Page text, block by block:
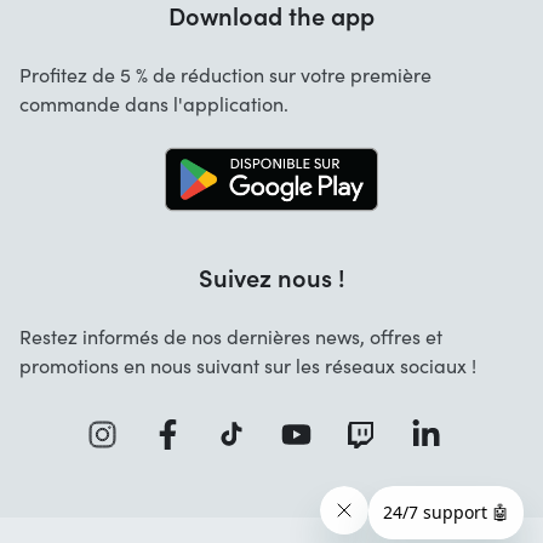
Contact
Emplois
Download the app
Profitez de 5 % de réduction sur votre première
commande dans l'application.
Suivez nous !
Restez informés de nos dernières news, offres et
promotions en nous suivant sur les réseaux sociaux !